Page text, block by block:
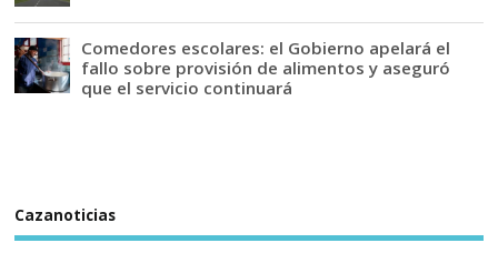
Comedores escolares: el Gobierno apelará el
fallo sobre provisión de alimentos y aseguró
que el servicio continuará
Cazanoticias